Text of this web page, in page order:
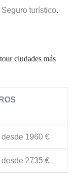
turístico.
ciudades más
desde 1960 €
desde 2735 €